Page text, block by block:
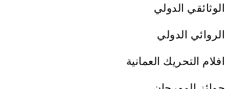
الوثائقي الدولي
الروائي الدولي
افلام التحريك العمانية